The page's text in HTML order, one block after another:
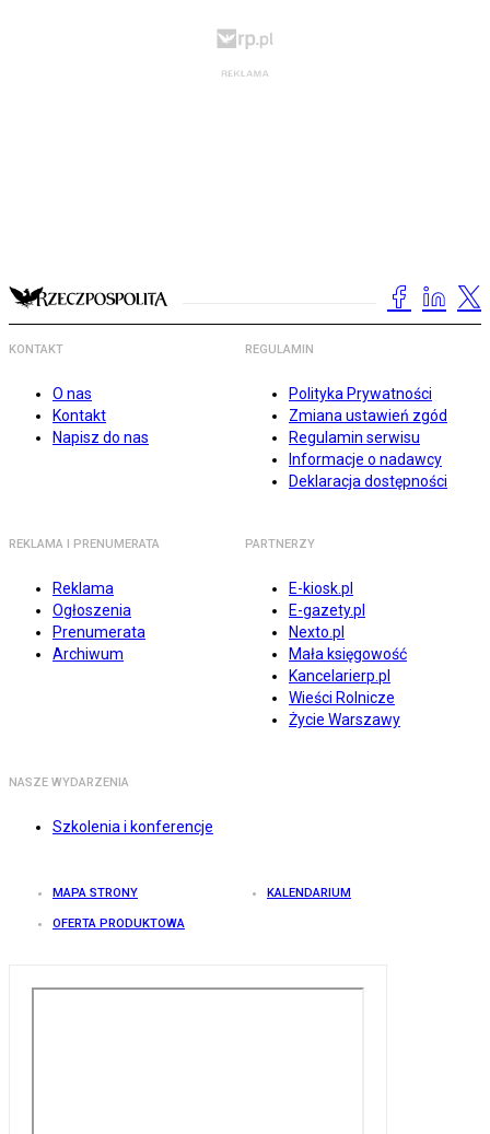
KONTAKT
O nas
Kontakt
Napisz do nas
REGULAMIN
Polityka Prywatności
Zmiana ustawień zgód
Regulamin serwisu
Informacje o nadawcy
Deklaracja dostępności
REKLAMA I PRENUMERATA
Reklama
Ogłoszenia
Prenumerata
Archiwum
PARTNERZY
E-kiosk.pl
E-gazety.pl
Nexto.pl
Mała księgowość
Kancelarierp.pl
Wieści Rolnicze
Życie Warszawy
NASZE WYDARZENIA
Szkolenia i konferencje
MAPA STRONY KALENDARIUM
OFERTA PRODUKTOWA